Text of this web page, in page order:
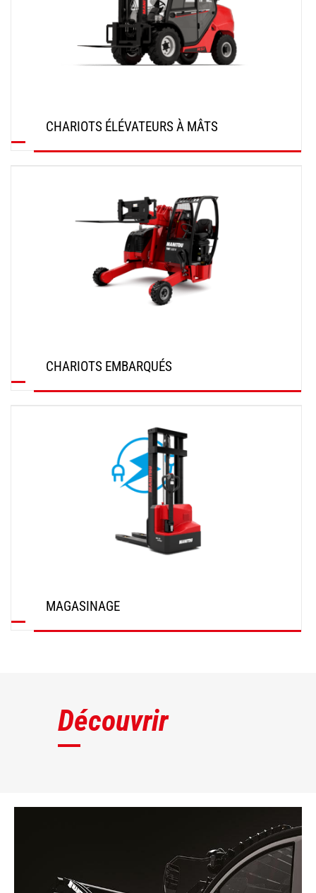
CHARIOTS ÉLÉVATEURS À MÂTS
CHARIOTS EMBARQUÉS
MAGASINAGE
Découvrir